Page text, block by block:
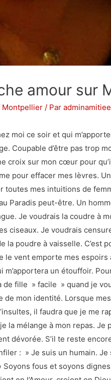
amour sur
Montpellier / Paradminamitiee
moi ce soir et qui
Coupable d’être pas trop
croix sur mon cœur pour
pour effacer mes lèvres.
toutes mes intuitions de
Paradis peut-être. Un
Je voudrais la coudre à
ciseaux. Je voudrais
la poudre à vaisselle. C’est
le vent emporte mes
m’apportera un étouffoir.
de fille » facile » quand je
de mon identité. Lorsque
il faudra que je me
la mélange à mon repas.
dévorée. S’il te reste
: » Je suis un humain.
fous et soyons